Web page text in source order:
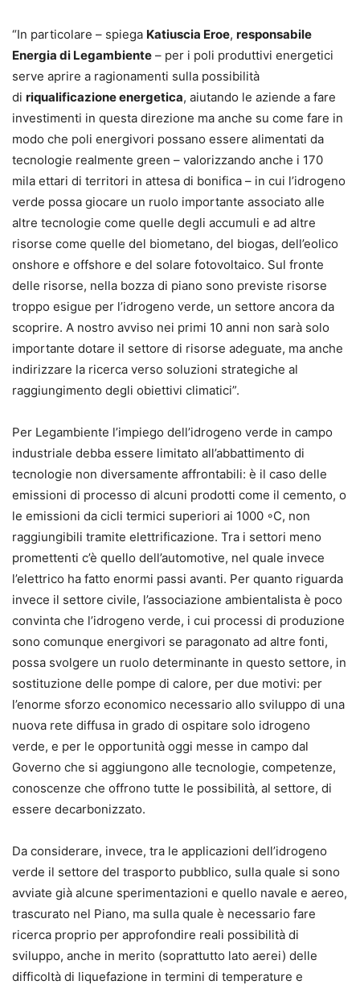
“In particolare – spiega Katiuscia Eroe, responsabile
Energia di Legambiente – per i poli produttivi energetici
serve aprire a ragionamenti sulla possibilità
di riqualificazione energetica, aiutando le aziende a fare
investimenti in questa direzione ma anche su come fare in
modo che poli energivori possano essere alimentati da
tecnologie realmente green – valorizzando anche i 170
mila ettari di territori in attesa di bonifica – in cui l’idrogeno
verde possa giocare un ruolo importante associato alle
altre tecnologie come quelle degli accumuli e ad altre
risorse come quelle del biometano, del biogas, dell’eolico
onshore e offshore e del solare fotovoltaico. Sul fronte
delle risorse, nella bozza di piano sono previste risorse
troppo esigue per l’idrogeno verde, un settore ancora da
scoprire. A nostro avviso nei primi 10 anni non sarà solo
importante dotare il settore di risorse adeguate, ma anche
indirizzare la ricerca verso soluzioni strategiche al
raggiungimento degli obiettivi climatici”.
Per Legambiente l’impiego dell’idrogeno verde in campo
industriale debba essere limitato all’abbattimento di
tecnologie non diversamente affrontabili: è il caso delle
emissioni di processo di alcuni prodotti come il cemento, o
le emissioni da cicli termici superiori ai 1000 ◦C, non
raggiungibili tramite elettrificazione. Tra i settori meno
promettenti c’è quello dell’automotive, nel quale invece
l’elettrico ha fatto enormi passi avanti. Per quanto riguarda
invece il settore civile, l’associazione ambientalista è poco
convinta che l’idrogeno verde, i cui processi di produzione
sono comunque energivori se paragonato ad altre fonti,
possa svolgere un ruolo determinante in questo settore, in
sostituzione delle pompe di calore, per due motivi: per
l’enorme sforzo economico necessario allo sviluppo di una
nuova rete diffusa in grado di ospitare solo idrogeno
verde, e per le opportunità oggi messe in campo dal
Governo che si aggiungono alle tecnologie, competenze,
conoscenze che offrono tutte le possibilità, al settore, di
essere decarbonizzato.
Da considerare, invece, tra le applicazioni dell’idrogeno
verde il settore del trasporto pubblico, sulla quale si sono
avviate già alcune sperimentazioni e quello navale e aereo,
trascurato nel Piano, ma sulla quale è necessario fare
ricerca proprio per approfondire reali possibilità di
sviluppo, anche in merito (soprattutto lato aerei) delle
difficoltà di liquefazione in termini di temperature e